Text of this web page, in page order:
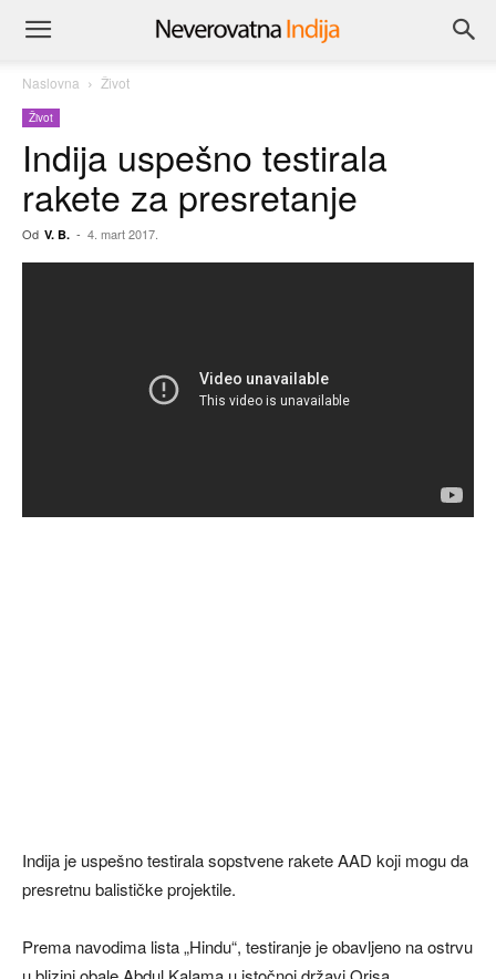
Naslovna Život
Život
Indija uspešno testirala
rakete za presretanje
Od V. B. - 4. mart 2017.
Indija je uspešno testirala sopstvene rakete AAD koji mogu da
presretnu balističke projektile.
Prema navodima lista „Hindu“, testiranje je obavljeno na ostrvu